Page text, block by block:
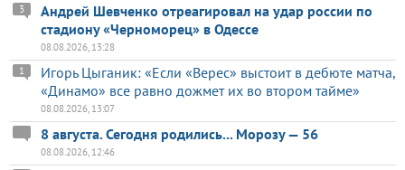
Андрей Шевченко отреагировал на удар россии по
стадиону «Черноморец» в Одессе
3
08.08.2026, 13:28
Игорь Цыганик: «Если «Верес» выстоит в дебюте матча,
«Динамо» все равно дожмет их во втором тайме»
1
08.08.2026, 13:07
8 августа. Сегодня родились... Морозу — 56
08.08.2026, 12:46